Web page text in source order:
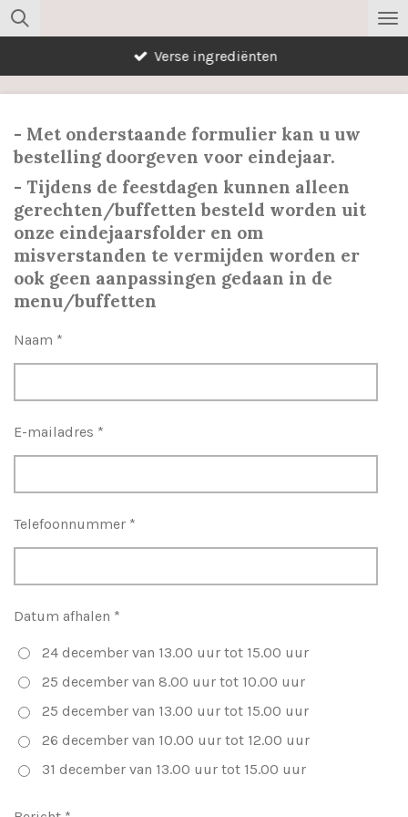
Ga
de
Verse ingrediënten
- Met onderstaande formulier kan u uw
bestelling doorgeven voor eindejaar.
- Tijdens de feestdagen kunnen alleen
gerechten/buffetten besteld worden uit
onze eindejaarsfolder en om
misverstanden te vermijden worden er
ook geen aanpassingen gedaan in de
menu/buffetten
Naam *
E-mailadres *
Telefoonnummer *
Datum afhalen *
24 december van 13.00 uur tot 15.00 uur
25 december van 8.00 uur tot 10.00 uur
25 december van 13.00 uur tot 15.00 uur
26 december van 10.00 uur tot 12.00 uur
31 december van 13.00 uur tot 15.00 uur